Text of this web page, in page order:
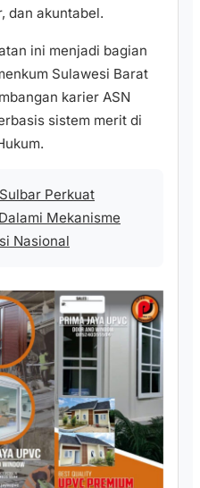
dan akuntabel.
ini menjadi bagian
Sulawesi Barat
karier ASN
sistem merit di
Perkuat
Mekanisme
Nasional